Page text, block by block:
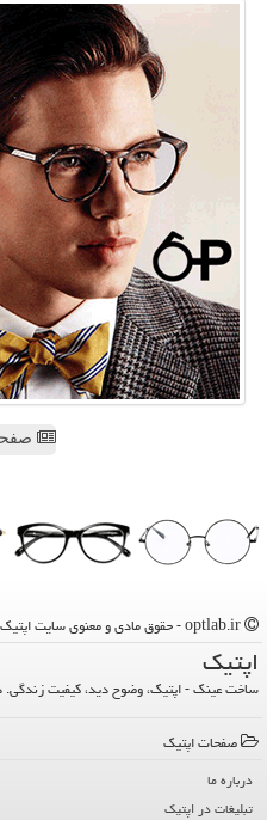
اپتیك
ساخت عینک - اپتیک، وضوح دید، کیفیت زندگی.
صفحات اپتیك
درباره ما
تبلیغات در اپتیك